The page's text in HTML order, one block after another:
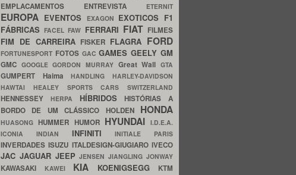
EMPLACAMENTOS ENTREVISTA ETERNIT
EUROPA EVENTOS EXAGON EXOTICOS F1
FÁBRICASFACELFAW FERRARI FIAT FILMES
FIM DE CARREIRA FISKER FLAGRA FORD
FORTUNESPORT FOTOS GACGAMESGEELYGM
GMC GOOGLEGORDON MURRAY Great WallGTA
GUMPERT HaimaHANDLINGHARLEY-DAVIDSON
HAWTAI HEALEY SPORTS CARS SWITZERLAND
HENNESSEY HERPA HÍBRIDOSHISTÓRIAS A
BORDO DE UM CLÁSSICO HOLDEN HONDA
HUASONGHUMMER HUMOR HYUNDAI I.D.E.A.
ICONIA INDIAN INFINITIINITIALE PARIS
INVERDADESISUZU ITALDESIGN-GIUGIAROIVECO
JAC JAGUAR JEEPJENSENJIANGLINGJONWAY
KAWASAKI KAWEI KIA KOENIGSEGG KTM